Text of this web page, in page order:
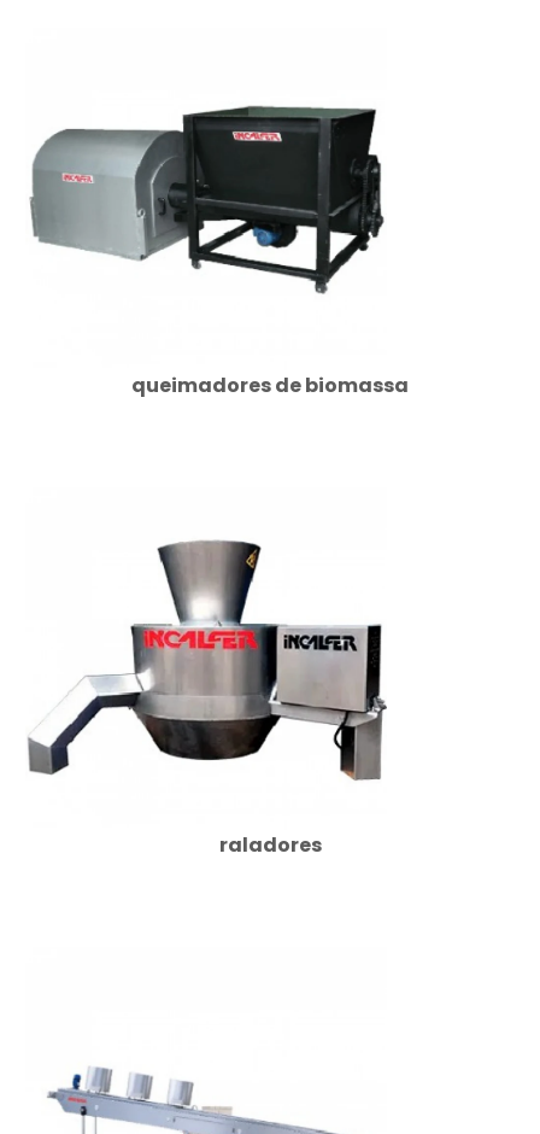
queimadores de biomassa
raladores